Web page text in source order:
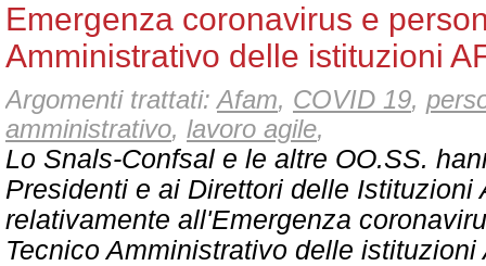
Emergenza coronavirus e
Amministrativo delle istituzioni
Argomenti trattati:Afam, COVID 19,
amministrativo, lavoro agile,
Lo Snals-Confsal e le altre OO.SS.
Presidenti e ai Direttori delle Istituzioni
relativamente all'Emergenza
Tecnico Amministrativo delle istituzioni